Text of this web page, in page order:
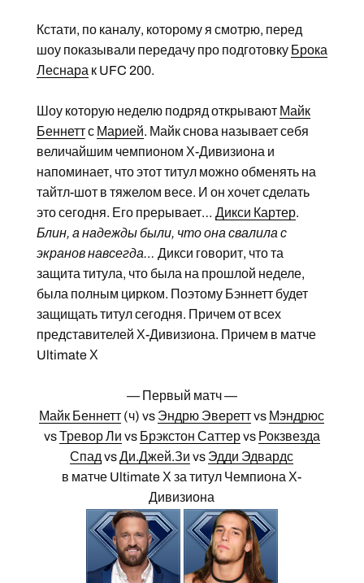
Кстати, по каналу, которому я смотрю, перед
шоу показывали передачу про подготовку Брока
Леснара к UFC 200.
Шоу которую неделю подряд открывают Майк
Беннеттс Марией. Майк снова называет себя
величайшим чемпионом Х-Дивизиона и
напоминает, что этот титул можно обменять на
тайтл-шот в тяжелом весе. И он хочет сделать
это сегодня. Его прерывает… Дикси Картер.
Блин, а надежды были, что она свалила с
экранов навсегда… Дикси говорит, что та
защита титула, что была на прошлой неделе,
была полным цирком. Поэтому Бэннетт будет
защищать титул сегодня. Причем от всех
представителей Х-Дивизиона. Причем в матче
Ultimate Х
— Первый матч —
Майк Беннетт (ч) vs Эндрю Эвереттvs Мэндрюс
vsТревор Ли vs Брэкстон Саттерvs Рокзвезда
Спад vsДи.Джей.Зи vs Эдди Эдвардс
в матче Ultimate Х за титул Чемпиона Х-
Дивизиона